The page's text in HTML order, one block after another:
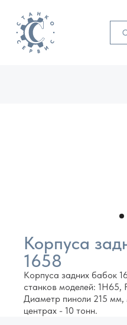
Корпуса
1658
Корпуса задних бабок
станков моделей: 1Н65,
Диаметр пиноли 215 мм,
центрах - 10 тонн.